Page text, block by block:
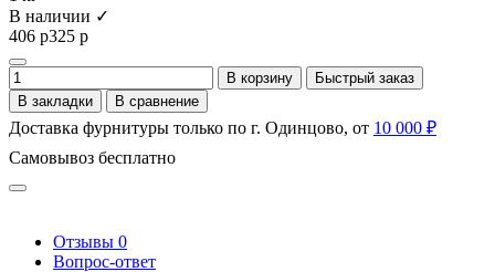
В наличии ✓
406 р325 р
В корзину
Быстрый заказ
В закладки
В сравнение
Доставка фурнитуры только по г. Одинцово, от 10 000 ₽
Самовывоз бесплатно
Отзывы 0
Вопрос-ответ